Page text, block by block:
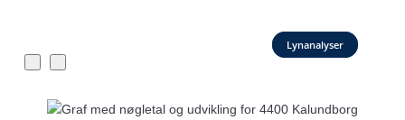
Lynanalyser